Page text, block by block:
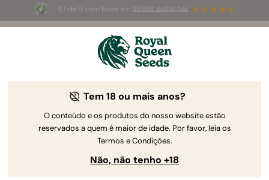
4.7 de 5 com base em 58690 avaliações
3 sementes White Widow Auto
Tem 18 ou mais anos?
O conteúdo e os produtos do nosso website estão
reservados a quem é maior de idade. Por favor, leia os
Termos e Condições.
Não, não tenho +18